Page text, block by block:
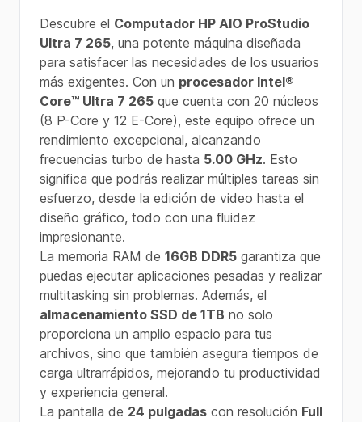
Descubre el Computador HP AIO ProStudio
Ultra 7 265, una potente máquina diseñada
para satisfacer las necesidades de los usuarios
más exigentes. Con un procesador Intel®
Core™ Ultra 7 265 que cuenta con 20 núcleos
(8 P-Core y 12 E-Core), este equipo ofrece un
rendimiento excepcional, alcanzando
frecuencias turbo de hasta 5.00 GHz. Esto
significa que podrás realizar múltiples tareas sin
esfuerzo, desde la edición de video hasta el
diseño gráfico, todo con una fluidez
impresionante.
La memoria RAM de 16GB DDR5 garantiza que
puedas ejecutar aplicaciones pesadas y realizar
multitasking sin problemas. Además, el
almacenamiento SSD de 1TB no solo
proporciona un amplio espacio para tus
archivos, sino que también asegura tiempos de
carga ultrarrápidos, mejorando tu productividad
y experiencia general.
La pantalla de 24 pulgadas con resolución Full